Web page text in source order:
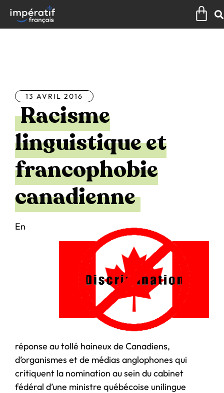
contenu
13 AVRIL 2016
Racisme
linguistique et
francophobie
canadienne
En
réponse au tollé haineux de Canadiens,
d’organismes et de médias anglophones qui
critiquent la nomination au sein du cabinet
fédéral d’une ministre québécoise unilingue